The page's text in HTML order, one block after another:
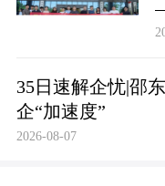
35日速解企忧|邵
企“加速度”
2026-08-07